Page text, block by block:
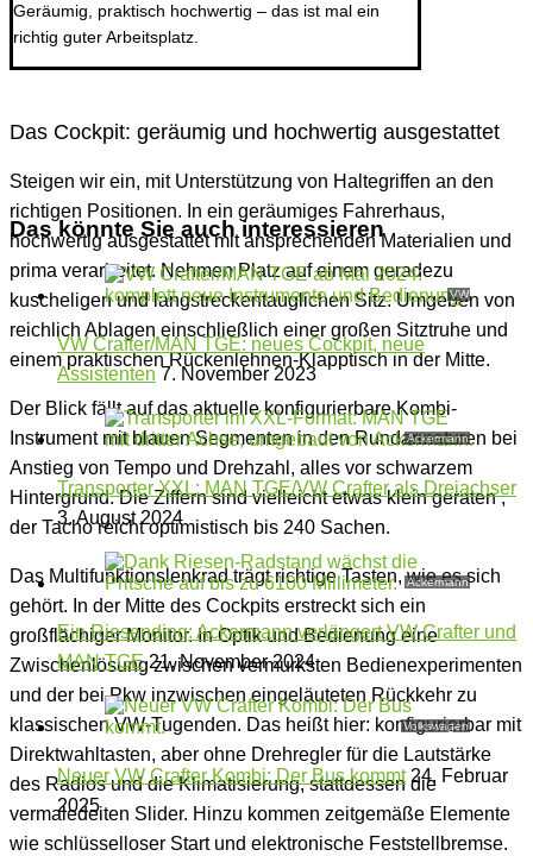
Geräumig, praktisch hochwertig – das ist mal ein
richtig guter Arbeitsplatz.
Das Cockpit: geräumig und hochwertig ausgestattet
Steigen wir ein, mit Unterstützung von Haltegriffen an den
richtigen Positionen. In ein geräumiges Fahrerhaus,
hochwertig ausgestattet mit ansprechenden Materialien und
prima verarbeitet. Nehmen Platz auf einem geradezu
kuscheligen und langstreckentauglichen Sitz. Umgeben von
reichlich Ablagen einschließlich einer großen Sitztruhe und
einem praktischen Rückenlehnen-Klapptisch in der Mitte.
Der Blick fällt auf das aktuelle konfigurierbare Kombi-
Instrument mit blauen Segmenten in den Rundarmaturen bei
Anstieg von Tempo und Drehzahl, alles vor schwarzem
Hintergrund. Die Ziffern sind vielleicht etwas klein geraten ,
der Tacho reicht optimistisch bis 240 Sachen.
Das Multifunktionslenkrad trägt richtige Tasten, wie es sich
gehört. In der Mitte des Cockpits erstreckt sich ein
großflächiger Monitor. In Optik und Bedienung eine
Zwischenlösung zwischen vermurksten Bedienexperimenten
und der bei Pkw inzwischen eingeläuteten Rückkehr zu
klassischen VW-Tugenden. Das heißt hier: konfigurierbar mit
Direktwahltasten, aber ohne Drehregler für die Lautstärke
des Radios und die Klimatisierung, stattdessen die
vermaledeiten Slider. Hinzu kommen zeitgemäße Elemente
wie schlüsselloser Start und elektronische Feststellbremse.
Das könnte Sie auch interessieren
VW
VW Crafter/MAN TGE: neues Cockpit, neue
Assistenten 7. November 2023
Ackermann
Transporter XXL: MAN TGE/VW Crafter als Dreiachser
3. August 2024
Ackermann
Ein Riesending: Ackermann verlängert VW Crafter und
MAN TGE21. November 2024
Volkswagen
Neuer VW Crafter Kombi: Der Bus kommt24. Februar
2025